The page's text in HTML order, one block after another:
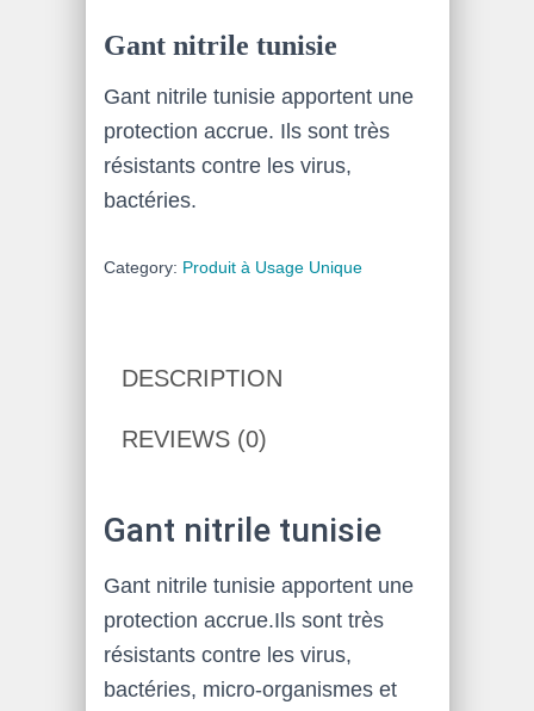
Gant nitrile tunisie
Gant nitrile tunisie apportent une
protection accrue. Ils sont très
résistants contre les virus,
bactéries.
Category: Produit à Usage Unique
DESCRIPTION
REVIEWS (0)
Gant nitrile tunisie
Gant nitrile tunisie apportent une
protection accrue.Ils sont très
résistants contre les virus,
bactéries, micro-organismes et